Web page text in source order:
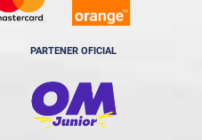
PARTENER OFICIAL